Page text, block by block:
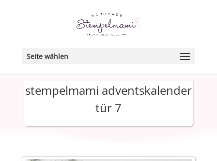
Seite wählen
stempelmami adventskalender
tür 7